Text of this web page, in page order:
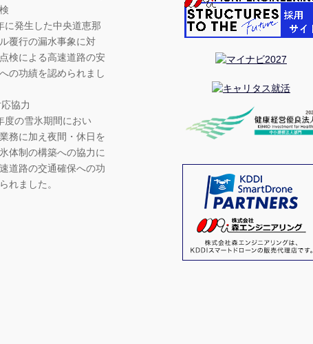
発生した中央道恵那
覆行の漏水事象に対
検による高速道路の安
の功績を認められまし
協力
の雪氷期間におい
務に加え夜間・休日を
体制の構築への協力に
道路の交通確保への功
れました。